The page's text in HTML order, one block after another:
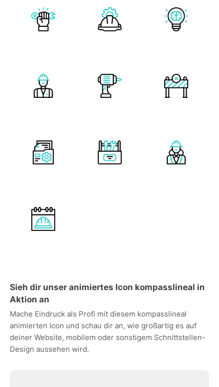
Sieh dir unser animiertes Icon kompasslineal in
Aktion an
Mache Eindruck als Profi mit diesem kompasslineal
animierten Icon und schau dir an, wie großartig es auf
deiner Website, mobilem oder sonstigem Schnittstellen-
Design aussehen wird.